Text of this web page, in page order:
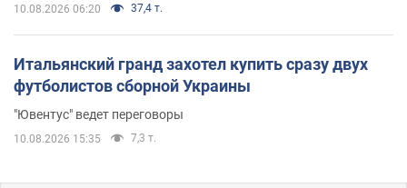
10.08.2026 06:20 37,4 т.
Итальянский гранд захотел купить сразу двух
футболистов сборной Украины
"Ювентус" ведет переговоры
10.08.2026 15:35 7,3 т.